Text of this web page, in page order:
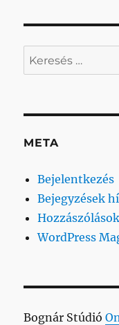
Keresés
a
kifejezésre:
META
Bejelentkezés
Bejegyzések
WordPress
Bognár Stúdió